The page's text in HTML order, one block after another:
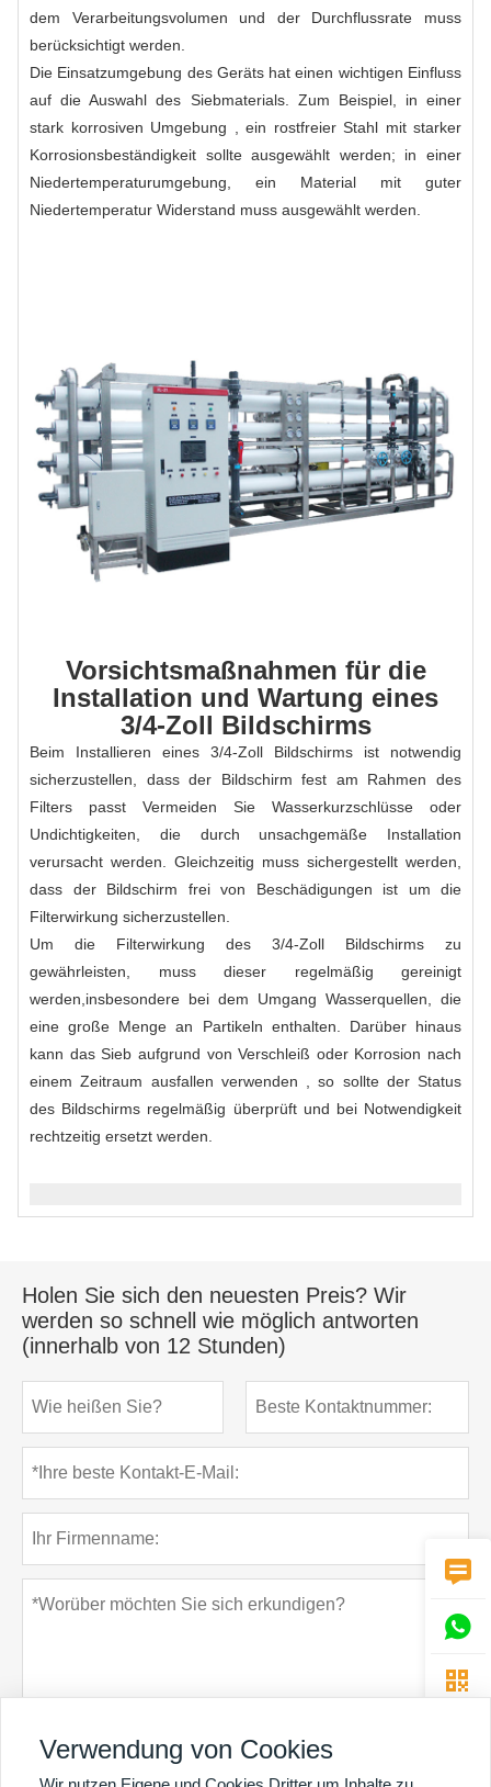
dem Verarbeitungsvolumen und der Durchflussrate muss
berücksichtigt werden.
Die Einsatzumgebung des Geräts hat einen wichtigen Einfluss
auf die Auswahl des Siebmaterials. Zum Beispiel, in einer
stark korrosiven Umgebung , ein rostfreier Stahl mit starker
Korrosionsbeständigkeit sollte ausgewählt werden; in einer
Niedertemperaturumgebung, ein Material mit guter
Niedertemperatur Widerstand muss ausgewählt werden.
Vorsichtsmaßnahmen für die
Installation und Wartung eines
3/4-Zoll Bildschirms
Beim Installieren eines 3/4-Zoll Bildschirms ist notwendig
sicherzustellen, dass der Bildschirm fest am Rahmen des
Filters passt Vermeiden Sie Wasserkurzschlüsse oder
Undichtigkeiten, die durch unsachgemäße Installation
verursacht werden. Gleichzeitig muss sichergestellt werden,
dass der Bildschirm frei von Beschädigungen ist um die
Filterwirkung sicherzustellen.
Um die Filterwirkung des 3/4-Zoll Bildschirms zu
gewährleisten, muss dieser regelmäßig gereinigt
werden,insbesondere bei dem Umgang Wasserquellen, die
eine große Menge an Partikeln enthalten. Darüber hinaus
kann das Sieb aufgrund von Verschleiß oder Korrosion nach
einem Zeitraum ausfallen verwenden , so sollte der Status
des Bildschirms regelmäßig überprüft und bei Notwendigkeit
rechtzeitig ersetzt werden.
Holen Sie sich den neuesten Preis? Wir
werden so schnell wie möglich antworten
(innerhalb von 12 Stunden)



Verwendung von Cookies